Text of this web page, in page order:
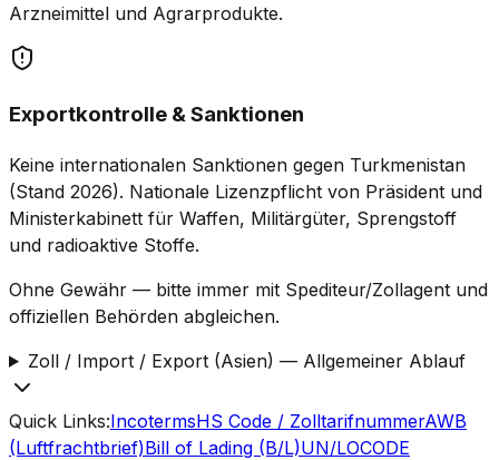
Arzneimittel und Agrarprodukte.
Exportkontrolle & Sanktionen
Keine internationalen Sanktionen gegen Turkmenistan
(Stand 2026). Nationale Lizenzpflicht von Präsident und
Ministerkabinett für Waffen, Militärgüter, Sprengstoff
und radioaktive Stoffe.
Ohne Gewähr — bitte immer mit Spediteur/Zollagent und
offiziellen Behörden abgleichen.
Zoll / Import / Export (Asien) — Allgemeiner Ablauf
Quick Links:IncotermsHS Code / ZolltarifnummerAWB
(Luftfrachtbrief)Bill of Lading (B/L)UN/LOCODE